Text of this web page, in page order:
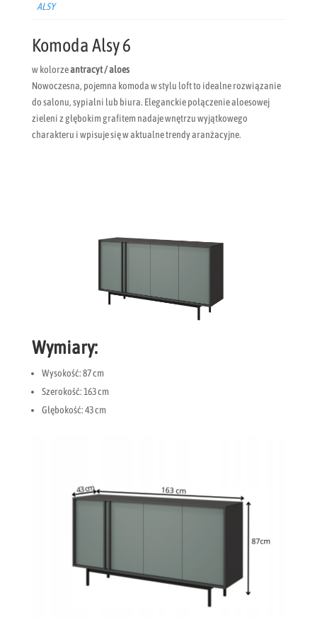
Komoda Alsy 6
w kolorzeantracyt / aloes
Nowoczesna, pojemna komoda w stylu loft to idealne rozwiązanie
do salonu, sypialni lub biura. Eleganckie połączenie aloesowej
zieleni z głębokim grafitem nadaje wnętrzu wyjątkowego
charakteru i wpisuje się w aktualne trendy aranżacyjne.
Wymiary:
Wysokość: 87 cm
Szerokość: 163 cm
Głębokość: 43 cm
ALSY